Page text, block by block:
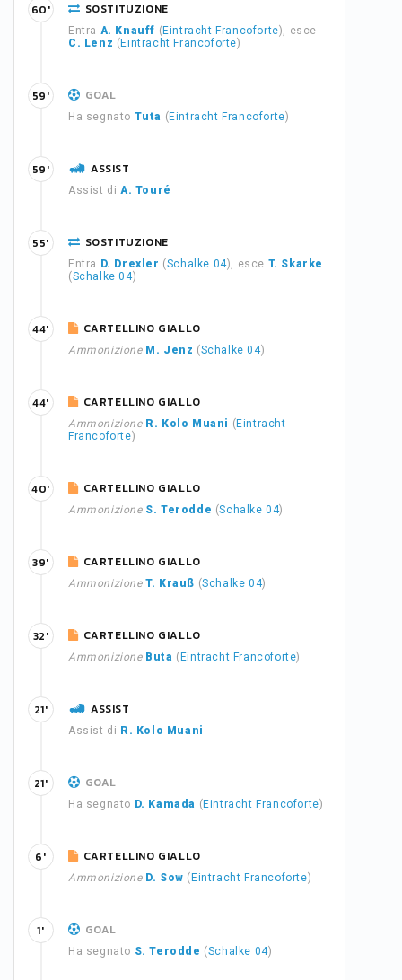
SOSTITUZIONE
Entra A. Knauff ( Eintracht Francoforte), esce
C. Lenz ( Eintracht Francoforte)
60'
GOAL
Ha segnato Tuta ( Eintracht Francoforte)
59'
ASSIST
Assist di A. Touré
59'
SOSTITUZIONE
Entra D. Drexler (Schalke 04), esce T. Skarke
(Schalke 04)
55'
CARTELLINO GIALLO
Ammonizione M. Jenz (Schalke 04)
44'
CARTELLINO GIALLO
Ammonizione R. Kolo Muani ( Eintracht
Francoforte)
44'
CARTELLINO GIALLO
Ammonizione S. Terodde (Schalke 04)
40'
CARTELLINO GIALLO
Ammonizione T. Krauß (Schalke 04)
39'
CARTELLINO GIALLO
Ammonizione Buta ( Eintracht Francoforte)
32'
ASSIST
Assist di R. Kolo Muani
21'
GOAL
Ha segnato D. Kamada ( Eintracht Francoforte)
21'
CARTELLINO GIALLO
Ammonizione D. Sow ( Eintracht Francoforte)
6'
GOAL
Ha segnato S. Terodde (Schalke 04)
1'